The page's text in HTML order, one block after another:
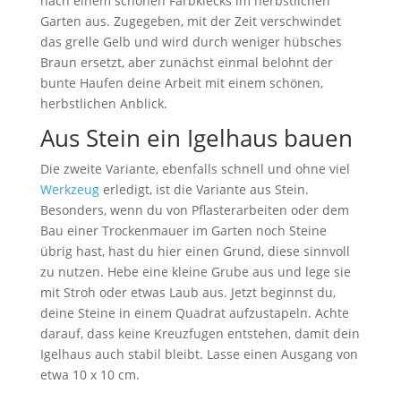
Garten aus. Zugegeben, mit der Zeit verschwindet
das grelle Gelb und wird durch weniger hübsches
Braun ersetzt, aber zunächst einmal belohnt der
bunte Haufen deine Arbeit mit einem schönen,
herbstlichen Anblick.
Aus Stein ein Igelhaus bauen
Die zweite Variante, ebenfalls schnell und ohne viel
Werkzeugerledigt, ist die Variante aus Stein.
Besonders, wenn du von Pflasterarbeiten oder dem
Bau einer Trockenmauer im Garten noch Steine
übrig hast, hast du hier einen Grund, diese sinnvoll
zu nutzen. Hebe eine kleine Grube aus und lege sie
mit Stroh oder etwas Laub aus. Jetzt beginnst du,
deine Steine in einem Quadrat aufzustapeln. Achte
darauf, dass keine Kreuzfugen entstehen, damit dein
Igelhaus auch stabil bleibt. Lasse einen Ausgang von
etwa 10 x 10 cm.